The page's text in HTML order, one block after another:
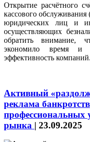
Открытие расчётного
кассового
юридических лиц и
осуществляющих
обратить внимание,
экономило время и
эффективность компаний.
Активный
реклама
профессиональных
рынка | 23.09.2025